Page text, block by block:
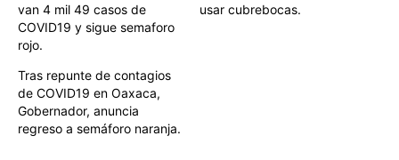
van 4 mil 49 casos de
COVID19 y sigue semaforo
rojo.
usar cubrebocas.
Tras repunte de contagios
de COVID19 en Oaxaca,
Gobernador, anuncia
regreso a semáforo naranja.